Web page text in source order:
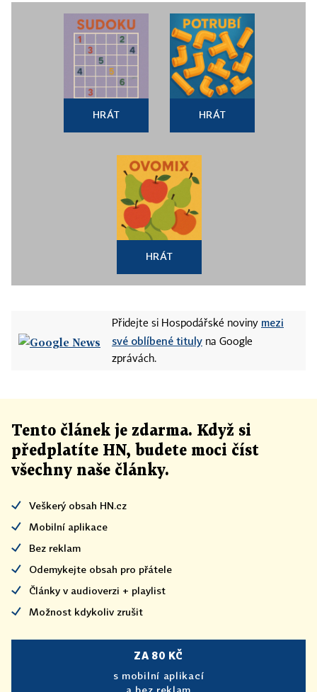
HRÁT HRÁT
HRÁT
Přidejte si Hospodářské noviny mezi
své oblíbené tituly na Google
zprávách.
Tento článek je zdarma. Když si
předplatíte HN, budete moci číst
všechny naše články.
Veškerý obsah HN.cz
Mobilní aplikace
Bez reklam
Odemykejte obsah pro přátele
Články v audioverzi + playlist
Možnost kdykoliv zrušit
ZA 80 KČ
s mobilní aplikací
a bez reklam